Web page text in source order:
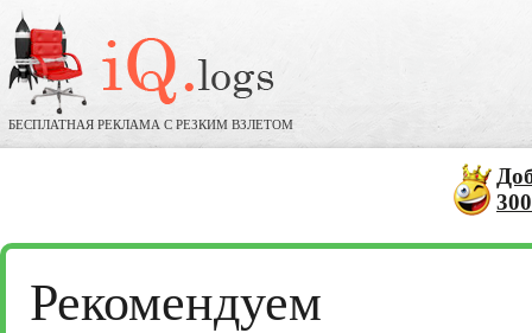
БЕСПЛАТНАЯ РЕКЛАМА С РЕЗКИМ ВЗЛЕТОМ
Рекомендуем